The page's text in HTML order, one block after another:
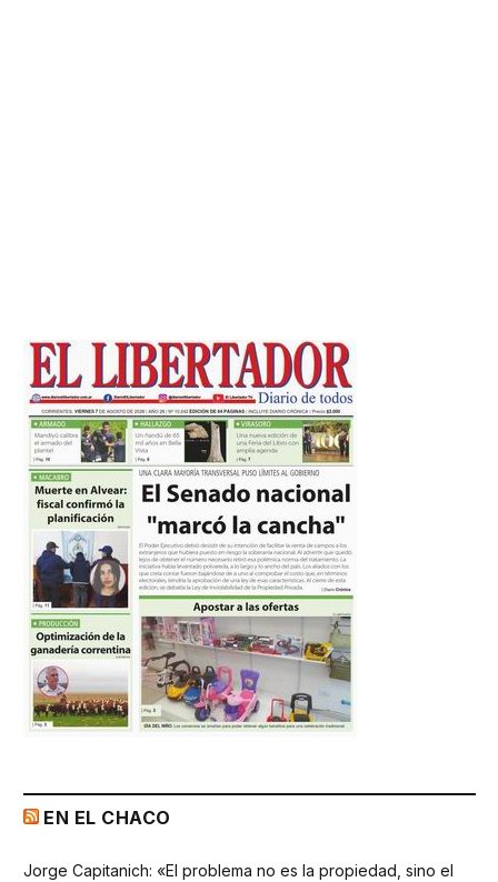
EN EL CHACO
Jorge Capitanich: «El problema no es la propiedad, sino el